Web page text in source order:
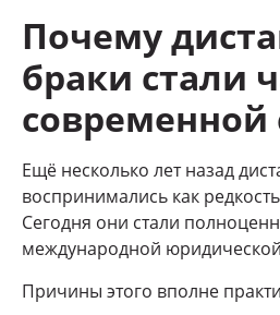
Почему
браки стали
современной
Ещё несколько лет назад
воспринимались как
Сегодня они стали
международной
Причины этого вполне